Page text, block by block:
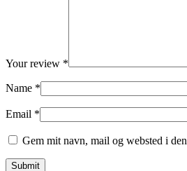
Your review *
Name *
Email *
Gem mit navn, mail og websted i